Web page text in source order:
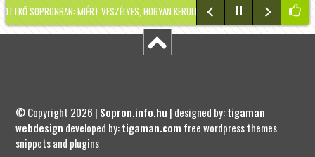
MIÉRT VESZÉLYES, HOGYAN KERÜLHETETT IDE, ÉS MIKOR SZABADUL FEL?
© Copyright 2026 | Sopron.info.hu | designed by:tigaman
webdesign developed by:tigaman.com free wordpress themes
snippets and plugins